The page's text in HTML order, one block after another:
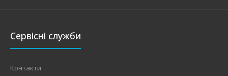
Сервісні служби
Контакти